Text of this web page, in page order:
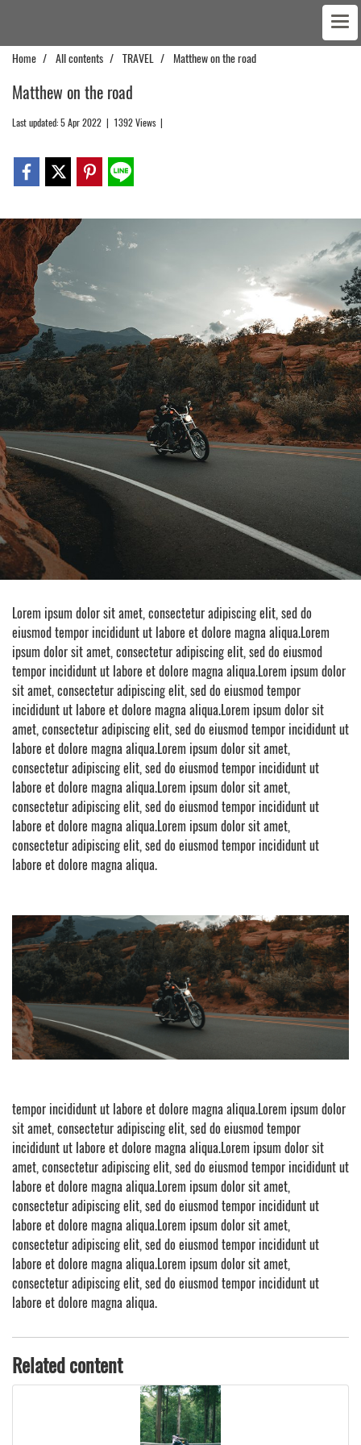
Home All contents TRAVEL Matthew on the road
Matthew on the road
Last updated: 5 Apr 2022 | 1392 Views |
Lorem ipsum dolor sit amet, consectetur adipiscing elit, sed do
eiusmod tempor incididunt ut labore et dolore magna aliqua.Lorem
ipsum dolor sit amet, consectetur adipiscing elit, sed do eiusmod
tempor incididunt ut labore et dolore magna aliqua.Lorem ipsum dolor
sit amet, consectetur adipiscing elit, sed do eiusmod tempor
incididunt ut labore et dolore magna aliqua.Lorem ipsum dolor sit
amet, consectetur adipiscing elit, sed do eiusmod tempor incididunt ut
labore et dolore magna aliqua.Lorem ipsum dolor sit amet,
consectetur adipiscing elit, sed do eiusmod tempor incididunt ut
labore et dolore magna aliqua.Lorem ipsum dolor sit amet,
consectetur adipiscing elit, sed do eiusmod tempor incididunt ut
labore et dolore magna aliqua.Lorem ipsum dolor sit amet,
consectetur adipiscing elit, sed do eiusmod tempor incididunt ut
labore et dolore magna aliqua.
tempor incididunt ut labore et dolore magna aliqua.Lorem ipsum dolor
sit amet, consectetur adipiscing elit, sed do eiusmod tempor
incididunt ut labore et dolore magna aliqua.Lorem ipsum dolor sit
amet, consectetur adipiscing elit, sed do eiusmod tempor incididunt ut
labore et dolore magna aliqua.Lorem ipsum dolor sit amet,
consectetur adipiscing elit, sed do eiusmod tempor incididunt ut
labore et dolore magna aliqua.Lorem ipsum dolor sit amet,
consectetur adipiscing elit, sed do eiusmod tempor incididunt ut
labore et dolore magna aliqua.Lorem ipsum dolor sit amet,
consectetur adipiscing elit, sed do eiusmod tempor incididunt ut
labore et dolore magna aliqua.
Related content